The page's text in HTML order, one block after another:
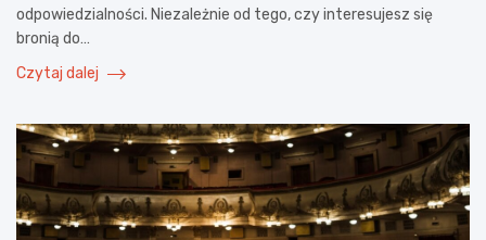
odpowiedzialności. Niezależnie od tego, czy interesujesz się
bronią do…
Czytaj dalej